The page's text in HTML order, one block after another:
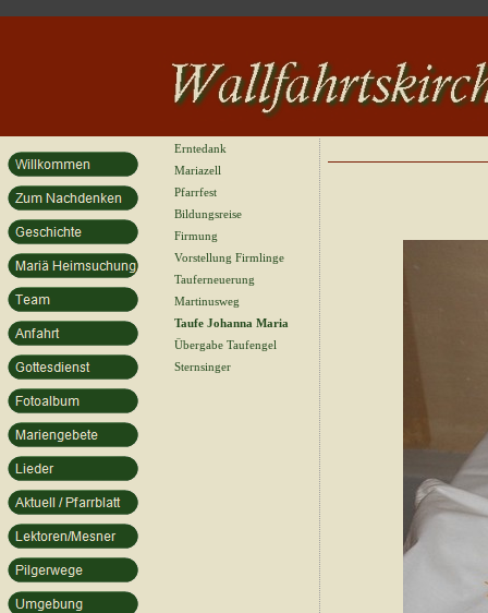
Erntedank
Mariazell
Pfarrfest
Bildungsreise
Firmung
Vorstellung Firmlinge
Tauferneuerung
Martinusweg
Taufe Johanna Maria
Übergabe Taufengel
Sternsinger